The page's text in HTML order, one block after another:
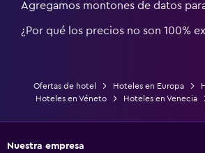
Agregamos montones de datos
¿Por qué los precios no son 100%
Ofertas de hotel Hoteles en Europa
Hoteles en Véneto
Hoteles en Venecia
Nuestra empresa